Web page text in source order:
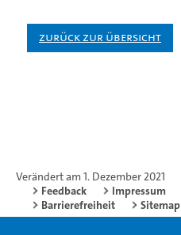
Zurück zur Übersicht
Verändert am 1. Dezember 2021
Feedback
Impressum
Barrierefreiheit
Sitemap